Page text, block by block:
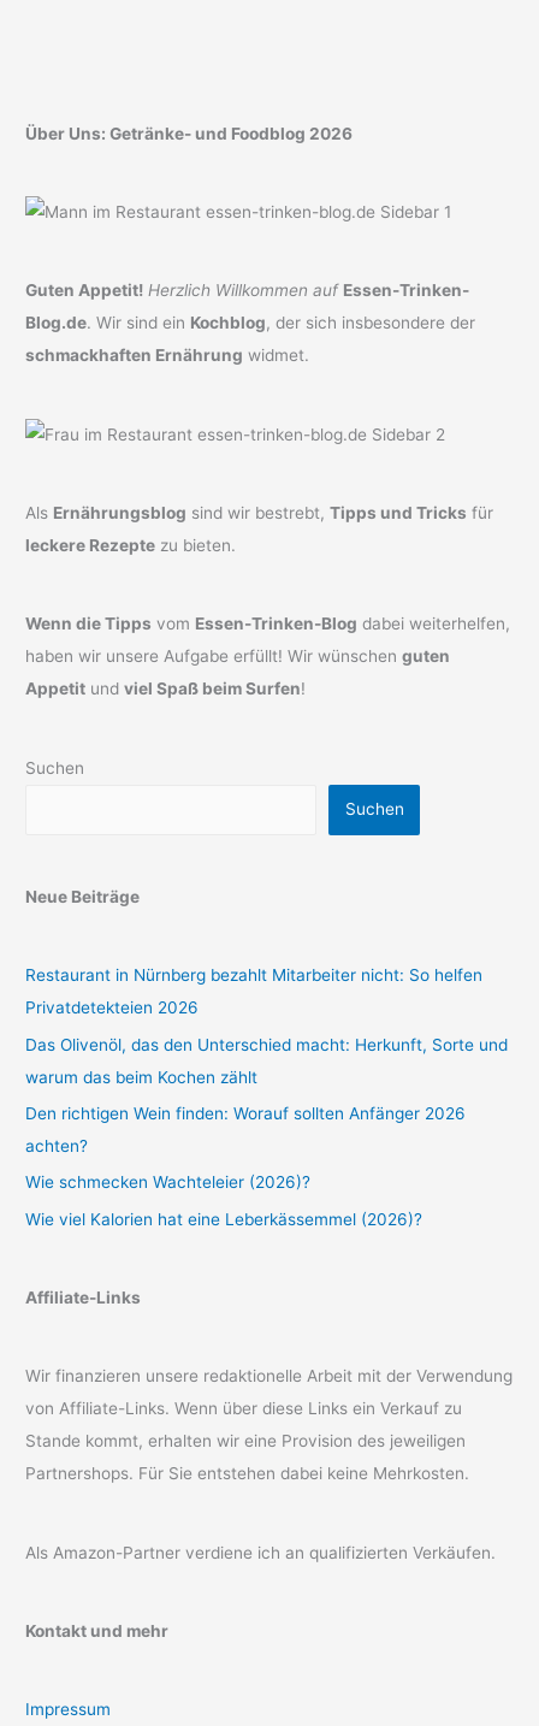
Über Uns: Getränke- und Foodblog 2026
Guten Appetit! Herzlich Willkommen auf Essen-Trinken-
Blog.de. Wir sind ein Kochblog, der sich insbesondere der
schmackhaften Ernährung widmet.
Als Ernährungsblog sind wir bestrebt,Tipps und Tricks für
leckere Rezepte zu bieten.
Wenn die Tipps vom Essen-Trinken-Blog dabei weiterhelfen,
haben wir unsere Aufgabe erfüllt! Wir wünschenguten
Appetit undviel Spaß beim Surfen!
Suchen
Suchen
Neue Beiträge
Restaurant in Nürnberg bezahlt Mitarbeiter nicht: So helfen
Privatdetekteien 2026
Das Olivenöl, das den Unterschied macht: Herkunft, Sorte und
warum das beim Kochen zählt
Den richtigen Wein finden: Worauf sollten Anfänger 2026
achten?
Wie schmecken Wachteleier (2026)?
Wie viel Kalorien hat eine Leberkässemmel (2026)?
Affiliate-Links
Wir finanzieren unsere redaktionelle Arbeit mit der Verwendung
von Affiliate-Links. Wenn über diese Links ein Verkauf zu
Stande kommt, erhalten wir eine Provision des jeweiligen
Partnershops. Für Sie entstehen dabei keine Mehrkosten.
Als Amazon-Partner verdiene ich an qualifizierten Verkäufen.
Kontakt und mehr
Impressum